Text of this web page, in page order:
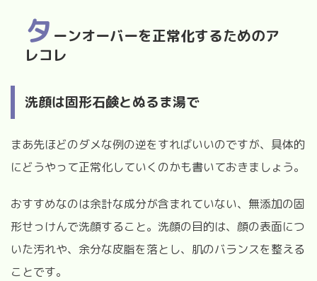
タ ーンオーバーを正常化するためのア
レコレ
洗顔は固形石鹸とぬるま湯で
まあ先ほどのダメな例の逆をすればいいのですが、具体的
にどうやって正常化していくのかも書いておきましょう。
おすすめなのは余計な成分が含まれていない、無添加の固
形せっけんで洗顔すること。洗顔の目的は、顔の表面につ
いた汚れや、余分な皮脂を落とし、肌のバランスを整える
ことです。